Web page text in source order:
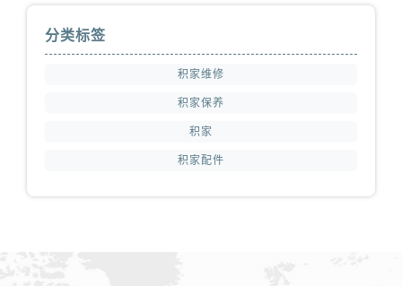
分类标签
积家维修
积家保养
积家
积家配件